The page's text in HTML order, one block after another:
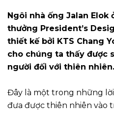
Ngôi nhà ống Jalan Elok
thưởng President’s
thiết kế bởi KTS Chang
cho chúng ta thấy được
người đối với thiên nhiên.
Đây là một trong những lời
đưa được thiên nhiên vào